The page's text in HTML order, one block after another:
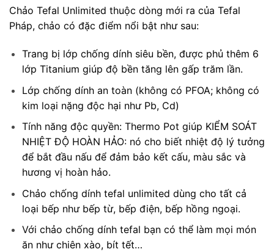
Chảo Tefal Unlimited thuộc dòng mới ra của Tefal
Pháp, chảo có đặc điểm nổi bật như sau:
Trang bị lớp chống dính siêu bền, được phủ thêm 6
lớp Titanium giúp độ bền tăng lên gấp trăm lần.
Lớp chống dính an toàn (không có PFOA; không có
kim loại nặng độc hại như Pb, Cd)
Tính năng độc quyền: Thermo Pot giúp KIỂM SOÁT
NHIỆT ĐỘ HOÀN HẢO: nó cho biết nhiệt độ lý tưởng
để bắt đầu nấu để đảm bảo kết cấu, màu sắc và
hương vị hoàn hảo.
Chảo chống dính tefal unlimited dùng cho tất cả
loại bếp như bếp từ, bếp điện, bếp hồng ngoại.
Với chảo chống dính tefal bạn có thể làm mọi món
ăn như chiên xào, bít tết…